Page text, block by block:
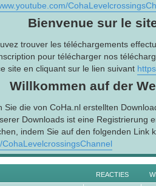
Bienvenue sur le
trouver les téléchargements
pour télécharger nos
site en cliquant sur le lien suivant
Willkommen auf der
Sie die von CoHa.nl erstellten
Downloads ist eine Registrierung
indem Sie auf den folgenden Link
REACTIES